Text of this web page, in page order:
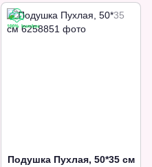
Подушка Пухлая, 50*35 см